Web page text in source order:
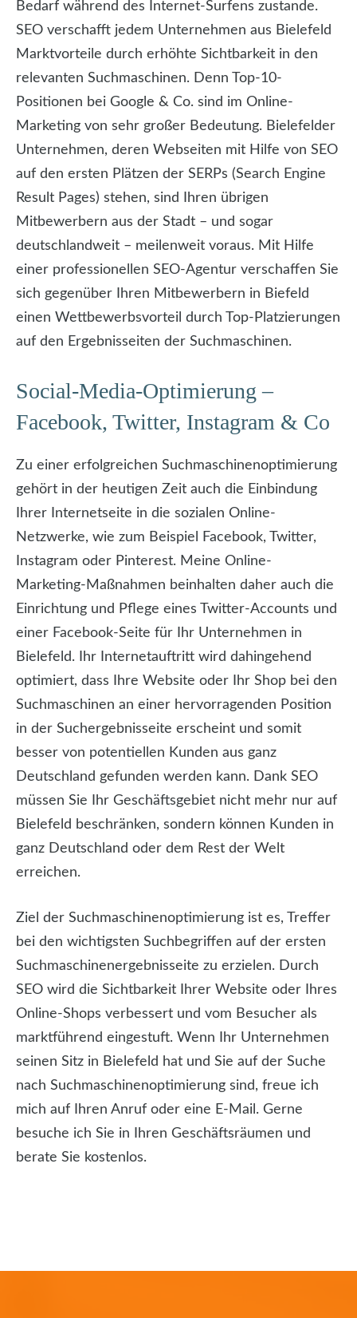
Bedarf während des Internet-Surfens zustande.
SEO verschafft jedem Unternehmen aus Bielefeld
Marktvorteile durch erhöhte Sichtbarkeit in den
relevanten Suchmaschinen. Denn Top-10-
Positionen bei Google & Co. sind im Online-
Marketing von sehr großer Bedeutung. Bielefelder
Unternehmen, deren Webseiten mit Hilfe von SEO
auf den ersten Plätzen der SERPs (Search Engine
Result Pages) stehen, sind Ihren übrigen
Mitbewerbern aus der Stadt – und sogar
deutschlandweit – meilenweit voraus. Mit Hilfe
einer professionellen SEO-Agentur verschaffen Sie
sich gegenüber Ihren Mitbewerbern in Biefeld
einen Wettbewerbsvorteil durch Top-Platzierungen
auf den Ergebnisseiten der Suchmaschinen.
Social-Media-Optimierung –
Facebook, Twitter, Instagram & Co
Zu einer erfolgreichen Suchmaschinenoptimierung
gehört in der heutigen Zeit auch die Einbindung
Ihrer Internetseite in die sozialen Online-
Netzwerke, wie zum Beispiel Facebook, Twitter,
Instagram oder Pinterest. Meine Online-
Marketing-Maßnahmen beinhalten daher auch die
Einrichtung und Pflege eines Twitter-Accounts und
einer Facebook-Seite für Ihr Unternehmen in
Bielefeld. Ihr Internetauftritt wird dahingehend
optimiert, dass Ihre Website oder Ihr Shop bei den
Suchmaschinen an einer hervorragenden Position
in der Suchergebnisseite erscheint und somit
besser von potentiellen Kunden aus ganz
Deutschland gefunden werden kann. Dank SEO
müssen Sie Ihr Geschäftsgebiet nicht mehr nur auf
Bielefeld beschränken, sondern können Kunden in
ganz Deutschland oder dem Rest der Welt
erreichen.
Ziel der Suchmaschinenoptimierung ist es, Treffer
bei den wichtigsten Suchbegriffen auf der ersten
Suchmaschinenergebnisseite zu erzielen. Durch
SEO wird die Sichtbarkeit Ihrer Website oder Ihres
Online-Shops verbessert und vom Besucher als
marktführend eingestuft. Wenn Ihr Unternehmen
seinen Sitz in Bielefeld hat und Sie auf der Suche
nach Suchmaschinenoptimierung sind, freue ich
mich auf Ihren Anruf oder eine E-Mail. Gerne
besuche ich Sie in Ihren Geschäftsräumen und
berate Sie kostenlos.